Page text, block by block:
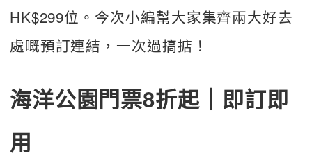
HK$299位。今次小編幫大家集齊兩大好去
處嘅預訂連結，一次過搞掂！
海洋公園門票8折起｜即訂即
用